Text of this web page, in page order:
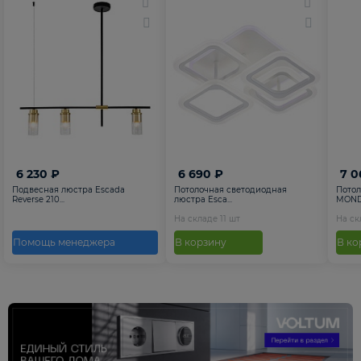
6 230 ₽
Подвесная люстра Escada
Reverse 210...
Помощь менеджера
6 690 ₽
Потолочная светодиодная
люстра Esca...
На складе 11 шт
В корзину
7
На
В